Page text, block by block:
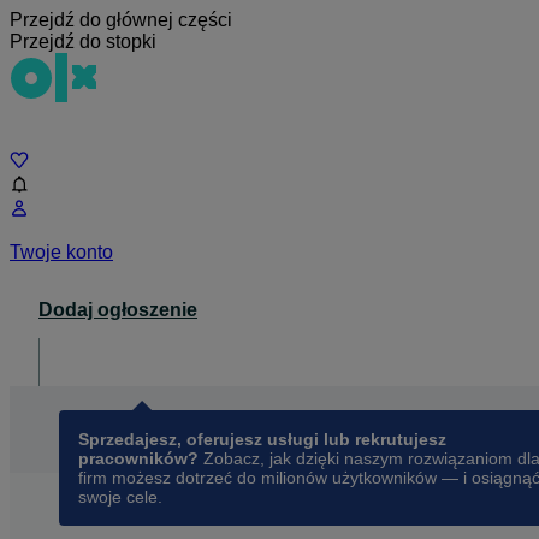
Przejdź do głównej części
Przejdź do stopki
Twoje konto
Dodaj ogłoszenie
Sprzedajesz, oferujesz usługi lub rekrutujesz
pracowników? Zobacz, jak dzięki naszym rozwiązaniom dla
firm możesz dotrzeć do milionów użytkowników — i osiągnąć
swoje cele.